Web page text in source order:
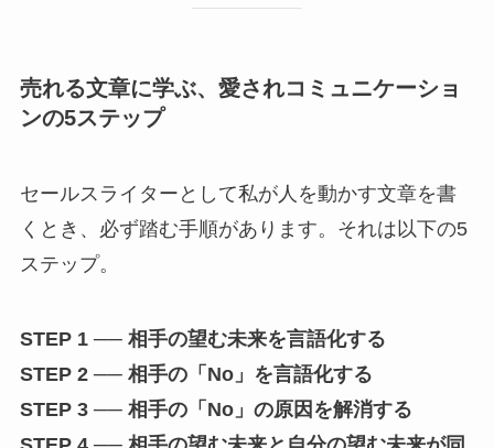
売れる文章に学ぶ、愛されコミュニケーショ
ンの5ステップ
セールスライターとして私が人を動かす文章を書
くとき、必ず踏む手順があります。それは以下の5
ステップ。
STEP 1 ── 相手の望む未来を言語化する
STEP 2 ── 相手の「No」を言語化する
STEP 3 ── 相手の「No」の原因を解消する